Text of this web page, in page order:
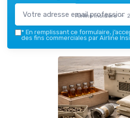
Airline Insiders —
* En remplissant ce formulaire,
des fins commerciales par Airline